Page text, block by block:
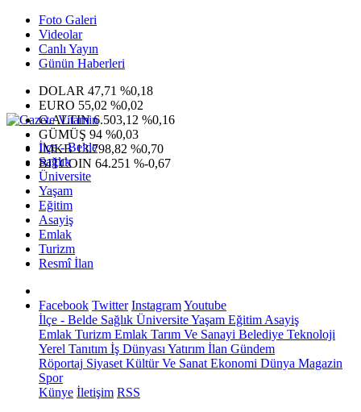
Foto Galeri
Videolar
Canlı Yayın
Günün Haberleri
DOLAR 47,71 %0,18
EURO 55,02 %0,02
G.ALTIN6.503,12 %0,16
GÜMÜŞ 94 %0,03
IMKB13.798,82 %0,70
BITCOIN 64.251 %-0,67
İlçe - Belde
Sağlık
Üniversite
Yaşam
Eğitim
Asayiş
Emlak
Turizm
Resmî İlan
Facebook Twitter InstagramYoutube
İlçe - Belde Sağlık ÜniversiteYaşam Eğitim Asayiş
Emlak Turizm Emlak Tarım Ve Sanayi Belediye Teknoloji
Yerel Tanıtım İş Dünyası Yatırım İlan Gündem
Röportaj Siyaset Kültür Ve Sanat Ekonomi Dünya Magazin
Spor
Künye İletişim RSS